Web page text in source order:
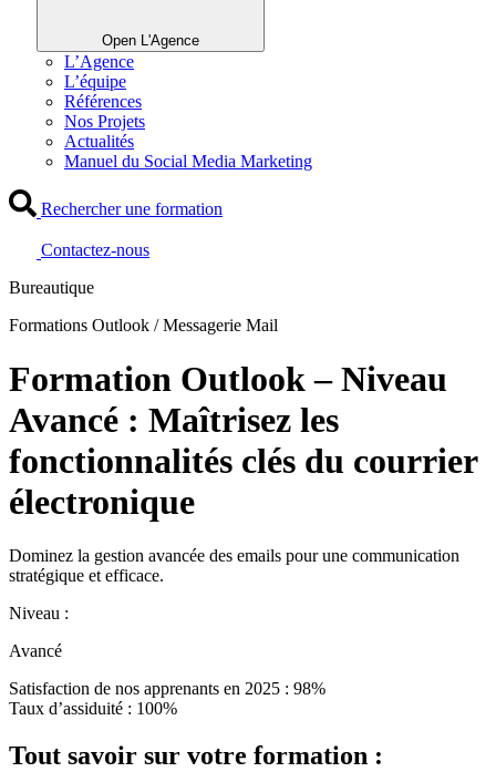
Open L'Agence
L’Agence
L’équipe
Références
Nos Projets
Actualités
Manuel du Social Media Marketing
Rechercher une formation
Contactez-nous
Bureautique
Formations Outlook / Messagerie Mail
Formation Outlook – Niveau
Avancé : Maîtrisez les
fonctionnalités clés du courrier
électronique
Dominez la gestion avancée des emails pour une communication
stratégique et efficace.
Niveau :
Avancé
Satisfaction de nos apprenants en 2025 : 98%
Taux d’assiduité : 100%
Tout savoir sur votre formation :